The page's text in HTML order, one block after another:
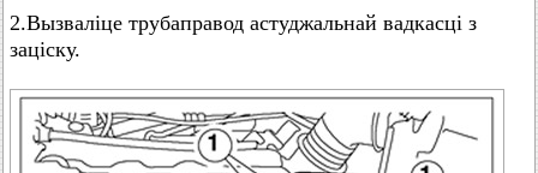
2.Вызваліце трубаправод астуджальнай вадкасці з
заціску.